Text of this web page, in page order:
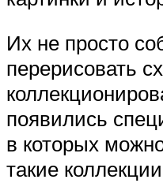
Их не просто
перерисовать
появились
в которых
такие